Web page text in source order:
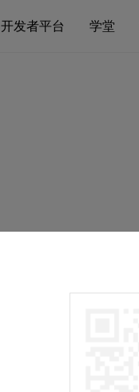
开发者平台 学堂